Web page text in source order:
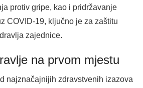
protiv gripe, kao i pridržavanje
COVID-19, ključno je za zaštitu
zajednice.
na prvom mjestu
najznačajnijih zdravstvenih izazova